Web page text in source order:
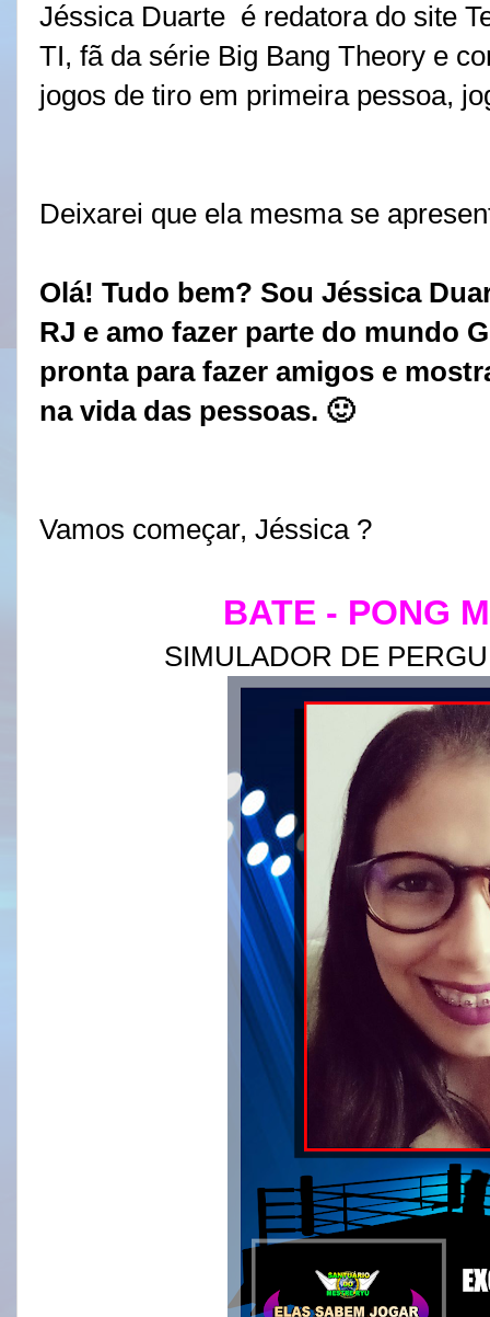
Jéssica Duarte é redatora do site
TI, fã da série Big Bang Theory e
jogos de tiro em primeira pessoa,
Deixarei que ela mesma se
Olá! Tudo bem? Sou Jéssica
RJ e amo fazer parte do mundo
pronta para fazer amigos e
na vida das pessoas. 🙂
Vamos começar, Jéssica ?
BATE - PONG
SIMULADOR DE